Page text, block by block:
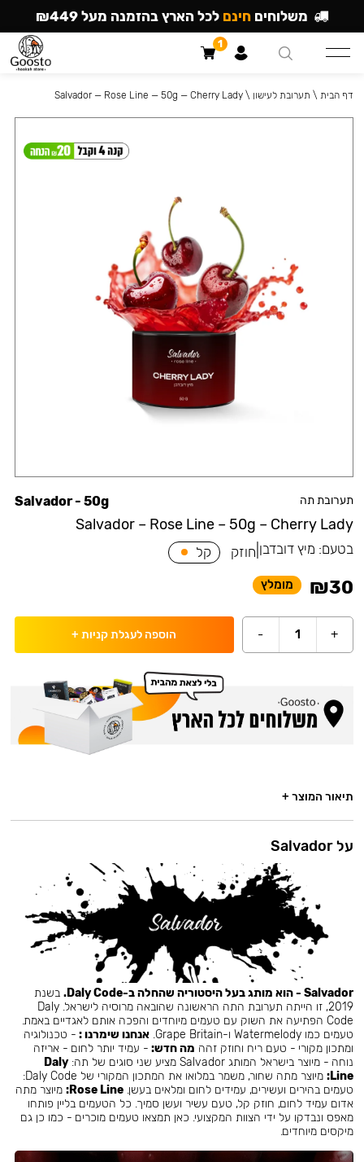
תערובת תה
Salvador – Rose Line – 50g – Cherry Lady
Salvador - 50g
בטעם: מיץ דובדבן חוזק קל
₪30 מומלץ
+
1
- הוספה לעגלת קניות +
דף הבית \ תערובת לעישון \
Salvador — Rose Line — 50g — Cherry Lady
תיאור המוצר +
על Salvador
Salvador - הוא מותג בעל היסטוריה שהחלה ב-Daly Code.
בשנת
2019, זו הייתה תערובת התה הראשונה שהובאה מרוסיה לישראל. Daly
Code הפתיעה את השוק עם טעמים מיוחדים והפכה אותם לאגדיים באמת.
טעמים כמו Watermelody ו-Grape Britain.
אנחנו שימרנו : - טכנולוגיה
ומתכון מקורי - טעם ריח וחוזק זהה מה חדש: - עמיד יותר לחום - אריזה
נוחה - מיוצר בישראל המותג Salvador מציע שני סוגים של תה:
Daly
Line:
מיוצר מתה שחור, משמר במלואו את המתכון המקורי של Daly Code:
טעמים בהירים ועשירים, עמידים לחום ומלאים בעשן.Rose Line: מיוצר מתה
אדום עמיד לחום, חוזק קל, טעם עשיר ועשן סמיך. כל הטעמים בליין פותחו
מאפס ונבדקו על ידי הצוות המקצועי. כאן תמצאו טעמים מוכרים - כמו כן גם
מיקסים מיוחדים.
משלוחים חינם לכל הארץ בהזמנה מעל ₪449
1